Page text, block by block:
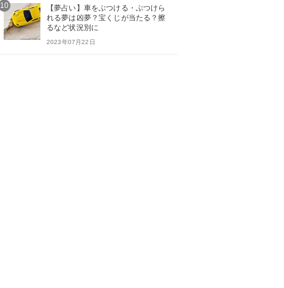
10
【夢占い】車をぶつける・ぶつけら
れる夢は凶夢？宝くじが当たる？擦
るなど状況別に
2023年07月22日